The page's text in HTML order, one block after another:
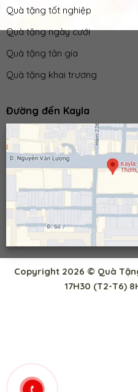
Quà tặng tốt nghiệp
Quà tặng ngày cưới
Quà tặng tân gia
Quà tặng khai trương
Đường đến Kayla
Copyright 2026 © Quà
17H30 (T2-T6)